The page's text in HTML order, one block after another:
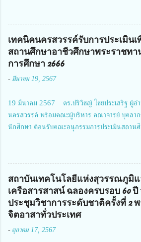
สมาคมวิศวกรรมชีวการแพทย์ไทย จัดการประชุม
โครงการการวิจัยเชิงปฏิบัติการโดยบูรณาการทุก
การเสียชีวิตให้สอดคล้องกับเป้าหมายแผนแม่บท
2567 โดยมี ดร.วิภารัตน์ ดีอ่อง ผู้อำนวยการสำนั
ประธานในพิธีเปิดพร้อมให้นโยบายการผลักดันงาน
การประชุมในครั้งนี้ นางสาวสตตกมล เกียรติพานิ
Richmond Stylish Convention Hotel จังหวัด
ผู้อำนวยการสำนักงานการวิจัยแห่งชาติ กล่าวว่า ว
จัดการทุนวิจัยและนวัตกรรมได้เล็งเห็นถึงความสำ
เทคนิคนครสวรรค์รับการประเมินเ
สถานศึกษาอาชีวศึกษาพระราชทา
การศึกษา 2666
- มีนาคม 19, 2567
19 มีนาคม 2567 ดร.ปริวิชญ์ ไชยประเสริฐ ผู้อำ
นครสวรรค์ พร้อมคณะผู้บริหาร คณาจารย์ บุคลา
นักศึกษา ต้อนรับคณะอนุกรรมการประเมินสถานศึ
นายจักรภพ เนวะมาตย์ ผู้อำนวยการวิทยาลัยเท
รมการฯ 1.นายวณิชา คณะใน ผู้ทรงคุณวุฒิ 2.นา
การวิทยาลัยสารพัดช่างกำแพงเพชร 3.นางสาวหัต
การวิทยาลัยการอาชีพบ้านตาก 4.นางเพ็ญศรี ขุนท
การอาชีพรัตนประสิทธิ์วิทย์ 5.นายธเนศ คงวังทอง
เกษตรและเทคโนโลยีพิจิตร 6.นายชัยณรงค์ คชมา
8.นายณัฐกฤต ภูทวี รองผู้อำนวยการวิทยาลัยเท
สถาบันเทคโนโลยีแห่งสุวรรณภูมิ
เครือสารสาสน์ ฉลองครบรอบ 60
ประชุมวิชาการระดับชาติครั้งที่ 2
จิตอาสาทั่วประเทศ
- ตุลาคม 17, 2567